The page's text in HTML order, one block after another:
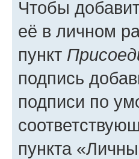
Чтобы
её в личном
пункт
подпись
подписи по
пункта